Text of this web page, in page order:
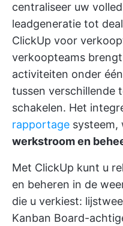
centraliseer uw
leadgeneratie tot
ClickUp voor
verkoopteams
activiteiten onder
tussen verschillende
schakelen. Het
rapportage systeem,
werkstroom en
Met ClickUp kunt u
en beheren in de
die u verkiest:
Kanban Board-